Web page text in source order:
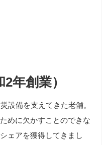
年創業）
設備を支えてきた老舗。
めに欠かすことのできな
ェアを獲得してきまし